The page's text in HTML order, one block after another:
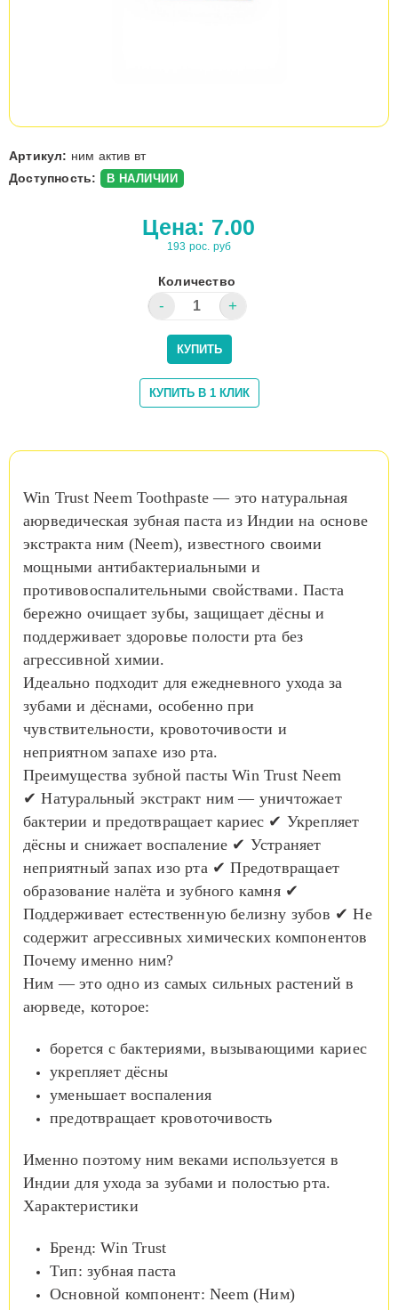
Артикул: ним актив вт
Доступность:
В НАЛИЧИИ
Цена: 7.00
193 рос. руб
Количество
Win Trust Neem Toothpaste — это натуральная
аюрведическая зубная паста из Индии на основе
экстракта ним (Neem), известного своими
мощными антибактериальными и
противовоспалительными свойствами. Паста
бережно очищает зубы, защищает дёсны и
поддерживает здоровье полости рта без
агрессивной химии.
Идеально подходит для ежедневного ухода за
зубами и дёснами, особенно при
чувствительности, кровоточивости и
неприятном запахе изо рта.
Преимущества зубной пасты Win Trust Neem
✔ Натуральный экстракт ним — уничтожает
бактерии и предотвращает кариес ✔ Укрепляет
дёсны и снижает воспаление ✔ Устраняет
неприятный запах изо рта ✔ Предотвращает
образование налёта и зубного камня ✔
Поддерживает естественную белизну зубов ✔ Не
содержит агрессивных химических компонентов
Почему именно ним?
Ним — это одно из самых сильных растений в
аюрведе, которое:
борется с бактериями, вызывающими кариес
укрепляет дёсны
уменьшает воспаления
предотвращает кровоточивость
Именно поэтому ним веками используется в
Индии для ухода за зубами и полостью рта.
Характеристики
Бренд: Win Trust
Тип: зубная паста
Основной компонент: Neem (Ним)